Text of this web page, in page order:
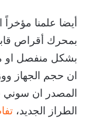
أيضا علمنا
بمحرك أقراص
بشكل منفصل او
ان حجم الجهاز
المصدر ان سوني
الطراز الجديد،